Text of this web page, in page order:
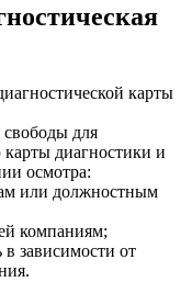
карты
для
диагностики и
осмотра:
или должностным
компаниям;
в зависимости от